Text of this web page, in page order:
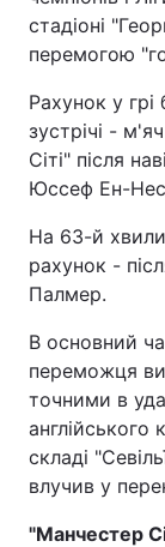
стадіоні
перемогою
Рахунок у
зустрічі -
Сіті" після
Юссеф Ен-
На 63-й
рахунок -
Палмер.
В основний
переможця
точними в
англійського
складі
влучив у
"Манчестер